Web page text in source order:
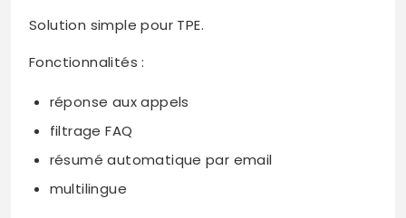
Solution simple pour TPE.
Fonctionnalités :
réponse aux appels
filtrage FAQ
résumé automatique par email
multilingue